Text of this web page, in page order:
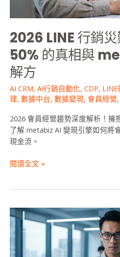
2026 LINE 行銷
50% 的真相與
解方
AI CRM, AI行銷自動化, CDP, LINE
理, 數據中台, 數據變現, 會員經營,
2026 會員經營趨勢深度解析！擁
了解 metabiz AI 變現引擎如何將
現金流。
的
真
相
與
AI
型
解
方
閱讀全文 »
2026
mCRM
實
戰